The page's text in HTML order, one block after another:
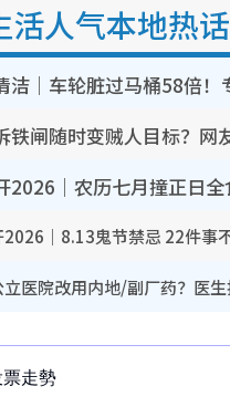
活人气本地热话